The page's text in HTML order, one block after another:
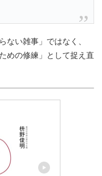
ない雑事」ではなく、
めの修練」として捉え直